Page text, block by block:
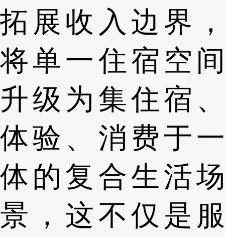
拓展收入边界，
将单一住宿空间
升级为集住宿、
体验、消费于一
体的复合生活场
景，这不仅是服